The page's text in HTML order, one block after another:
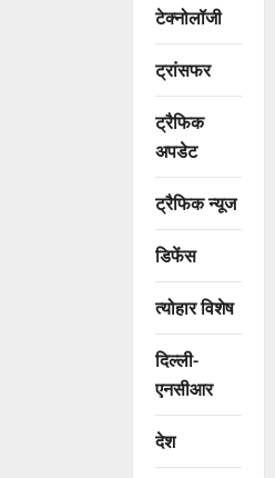
टेक्नोलॉजी
ट्रांसफर
ट्रैफिक
अपडेट
ट्रैफिक न्यूज
डिफेंस
त्योहार विशेष
दिल्ली-
एनसीआर
देश